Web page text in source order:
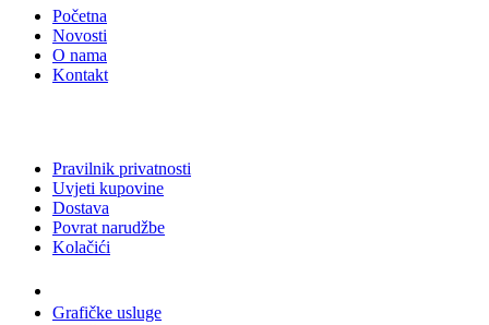
Početna
Novosti
O nama
Kontakt
Pravilnik privatnosti
Uvjeti kupovine
Dostava
Povrat narudžbe
Kolačići
Grafičke usluge